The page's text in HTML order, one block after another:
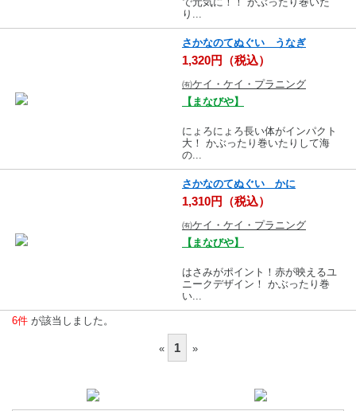
り...
さかなのてぬぐい うなぎ
1,320円（税込）
㈲ケイ・ケイ・プラニング
【まなびや】
にょろにょろ長い体がインパクト
大！ かぶったり巻いたりして海
の...
さかなのてぬぐい かに
1,310円（税込）
㈲ケイ・ケイ・プラニング
【まなびや】
はさみがポイント！赤が映えるユ
ニークデザイン！ かぶったり巻
い...
6件 が該当しました。
« 1 »